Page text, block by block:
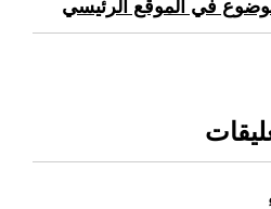
في الموقع الرئيسي